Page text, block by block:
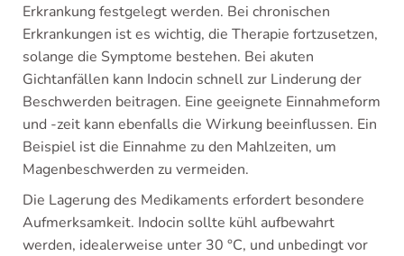
Erkrankung festgelegt werden. Bei chronischen
Erkrankungen ist es wichtig, die Therapie fortzusetzen,
solange die Symptome bestehen. Bei akuten
Gichtanfällen kann Indocin schnell zur Linderung der
Beschwerden beitragen. Eine geeignete Einnahmeform
und -zeit kann ebenfalls die Wirkung beeinflussen. Ein
Beispiel ist die Einnahme zu den Mahlzeiten, um
Magenbeschwerden zu vermeiden.
Die Lagerung des Medikaments erfordert besondere
Aufmerksamkeit. Indocin sollte kühl aufbewahrt
werden, idealerweise unter 30 °C, und unbedingt vor